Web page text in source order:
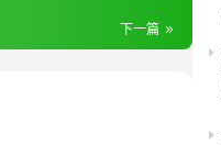
下一篇